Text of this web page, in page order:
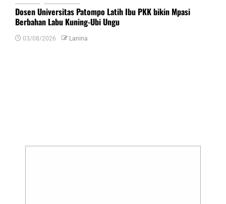
Dosen Universitas Patompo Latih Ibu PKK bikin Mpasi
Berbahan Labu Kuning-Ubi Ungu
03/08/2026 Lanina